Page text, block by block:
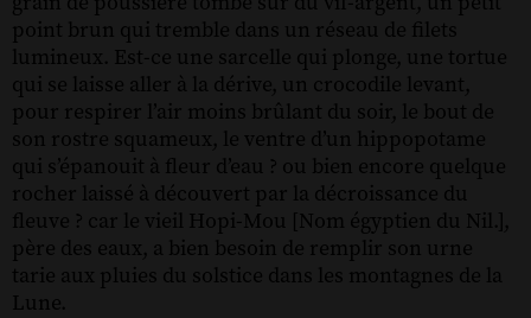
point brun qui tremble dans un réseau de filets
lumineux. Est-ce une sarcelle qui plonge, une tortue
qui se laisse aller à la dérive, un crocodile levant,
pour respirer l’air moins brûlant du soir, le bout de
son rostre squameux, le ventre d’un hippopotame
qui s’épanouit à fleur d’eau ? ou bien encore quelque
rocher laissé à découvert par la décroissance du
fleuve ? car le vieil Hopi-Mou [Nom égyptien du Nil.],
père des eaux, a bien besoin de remplir son urne
tarie aux pluies du solstice dans les montagnes de la
Lune.